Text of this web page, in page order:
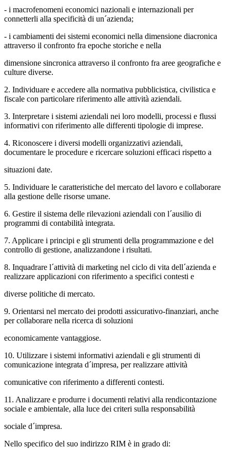
- i macrofenomeni economici nazionali e internazionali per
connetterli alla specificità di un´azienda;
- i cambiamenti dei sistemi economici nella dimensione diacronica
attraverso il confronto fra epoche storiche e nella
dimensione sincronica attraverso il confronto fra aree geografiche e
culture diverse.
2. Individuare e accedere alla normativa pubblicistica, civilistica e
fiscale con particolare riferimento alle attività aziendali.
3. Interpretare i sistemi aziendali nei loro modelli, processi e flussi
informativi con riferimento alle differenti tipologie di imprese.
4. Riconoscere i diversi modelli organizzativi aziendali,
documentare le procedure e ricercare soluzioni efficaci rispetto a
situazioni date.
5. Individuare le caratteristiche del mercato del lavoro e collaborare
alla gestione delle risorse umane.
6. Gestire il sistema delle rilevazioni aziendali con l´ausilio di
programmi di contabilità integrata.
7. Applicare i principi e gli strumenti della programmazione e del
controllo di gestione, analizzandone i risultati.
8. Inquadrare l´attività di marketing nel ciclo di vita dell´azienda e
realizzare applicazioni con riferimento a specifici contesti e
diverse politiche di mercato.
9. Orientarsi nel mercato dei prodotti assicurativo-finanziari, anche
per collaborare nella ricerca di soluzioni
economicamente vantaggiose.
10. Utilizzare i sistemi informativi aziendali e gli strumenti di
comunicazione integrata d´impresa, per realizzare attività
comunicative con riferimento a differenti contesti.
11. Analizzare e produrre i documenti relativi alla rendicontazione
sociale e ambientale, alla luce dei criteri sulla responsabilità
sociale d´impresa.
Nello specifico del suo indirizzo RIM è in grado di: